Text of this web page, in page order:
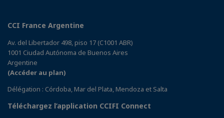
CCI France Argentine
Av. del Libertador 498, piso 17 (C1001 ABR)
1001 Ciudad Autónoma de Buenos Aires
Argentine
(Accéder au plan)
Délégation : Córdoba, Mar del Plata, Mendoza et Salta
Téléchargez l’application CCIFI Connect